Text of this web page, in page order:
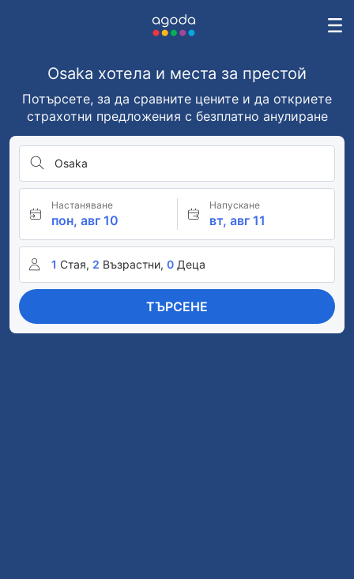
Osaka хотела и места за престой
Потърсете, за да сравните цените и да откриете
страхотни предложения с безплатно анулиране
Osaka
Настаняване
пон, авг 10
Напускане
вт, авг 11
1 Стая, 2 Възрастни, 0 Деца
ТЪРСЕНЕ